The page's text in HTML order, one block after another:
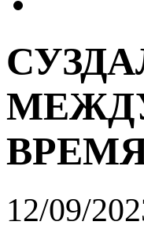
12/09/